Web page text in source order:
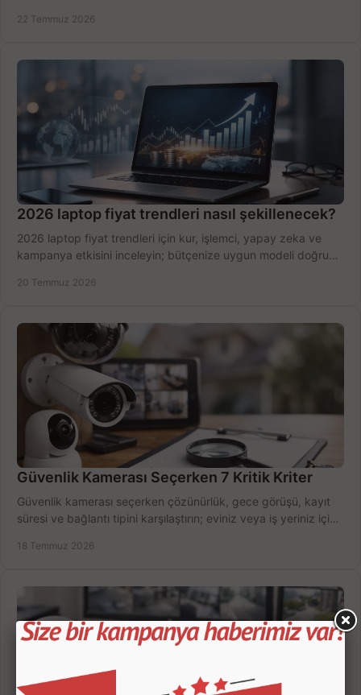
22 Temmuz 2026
2026 laptop fiyat trendleri nasıl şekillenecek?
2026 laptop fiyat trendleri için kur, işlemci, yapay zeka ve
kampanya etkisini inceleyin; bütçenize uygun modeli doğru
20 Temmuz 2026
Güvenlik Kamerası Seçerken 7 Kritik Kriter
Güvenlik kamerası seçerken çözünürlük, gece görüşü, kayıt
süresi ve bağlantı tipini karşılaştırın; eviniz veya iş yeriniz için
18 Temmuz 2026